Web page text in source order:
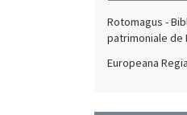
Rotomagus -
patrimoniale de
Europeana Regia